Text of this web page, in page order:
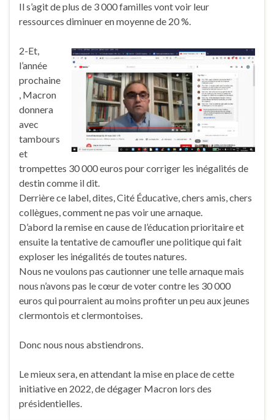
Il s’agit de plus de 3 000 familles vont voir leur
ressources diminuer en moyenne de 20 %.
2-Et,
l’année
prochaine
, Macron
donnera
avec
tambours
et
trompettes 30 000 euros pour corriger les inégalités de
destin comme il dit.
Derrière ce label, dites, Cité Éducative, chers amis, chers
collègues, comment ne pas voir une arnaque.
D’abord la remise en cause de l’éducation prioritaire et
ensuite la tentative de camoufler une politique qui fait
exploser les inégalités de toutes natures.
Nous ne voulons pas cautionner une telle arnaque mais
nous n’avons pas le cœur de voter contre les 30 000
euros qui pourraient au moins profiter un peu aux jeunes
clermontois et clermontoises.
Donc nous nous abstiendrons.
Le mieux sera, en attendant la mise en place de cette
initiative en 2022, de dégager Macron lors des
présidentielles.